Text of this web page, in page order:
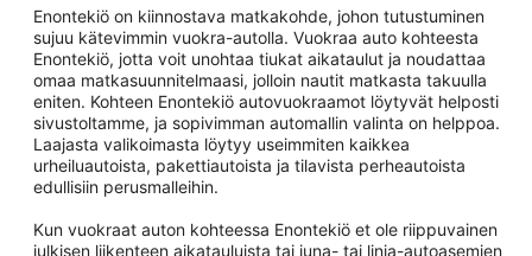
Enontekiö on kiinnostava matkakohde, johon tutustuminen
sujuu kätevimmin vuokra-autolla. Vuokraa auto kohteesta
Enontekiö, jotta voit unohtaa tiukat aikataulut ja noudattaa
omaa matkasuunnitelmaasi, jolloin nautit matkasta takuulla
eniten. Kohteen Enontekiö autovuokraamot löytyvät helposti
sivustoltamme, ja sopivimman automallin valinta on helppoa.
Laajasta valikoimasta löytyy useimmiten kaikkea
urheiluautoista, pakettiautoista ja tilavista perheautoista
edullisiin perusmalleihin.
Kun vuokraat auton kohteessa Enontekiö et ole riippuvainen
julkisen liikenteen aikatauluista tai juna- tai linja-autoasemien